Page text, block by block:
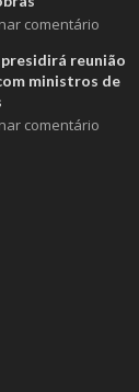
comentário
reunião
ministros de
comentário